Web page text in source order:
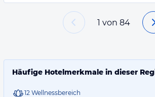
1 von 84
Häufige Hotelmerkmale in dieser
12 Wellnessbereich